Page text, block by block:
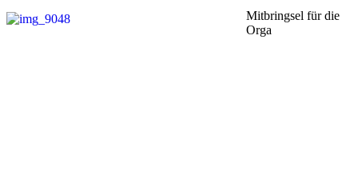
Mitbringsel für die
Orga